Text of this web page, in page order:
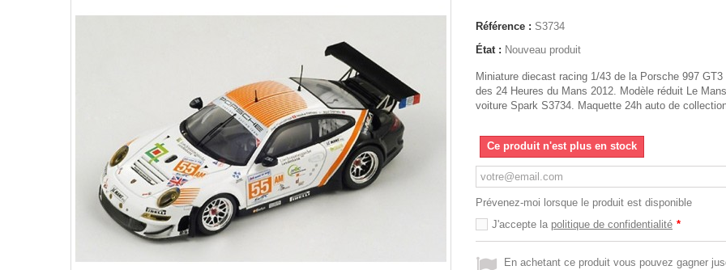
Référence : S3734
État : Nouveau produit
Miniature diecast racing 1/43 de la Porsche 997 GT3
des 24 Heures du Mans 2012. Modèle réduit Le
voiture Spark S3734. Maquette 24h auto de
Ce produit n'est plus en stock
Prévenez-moi lorsque le produit est disponible
J'accepte la politique de confidentialité *
En achetant ce produit vous pouvez gagner